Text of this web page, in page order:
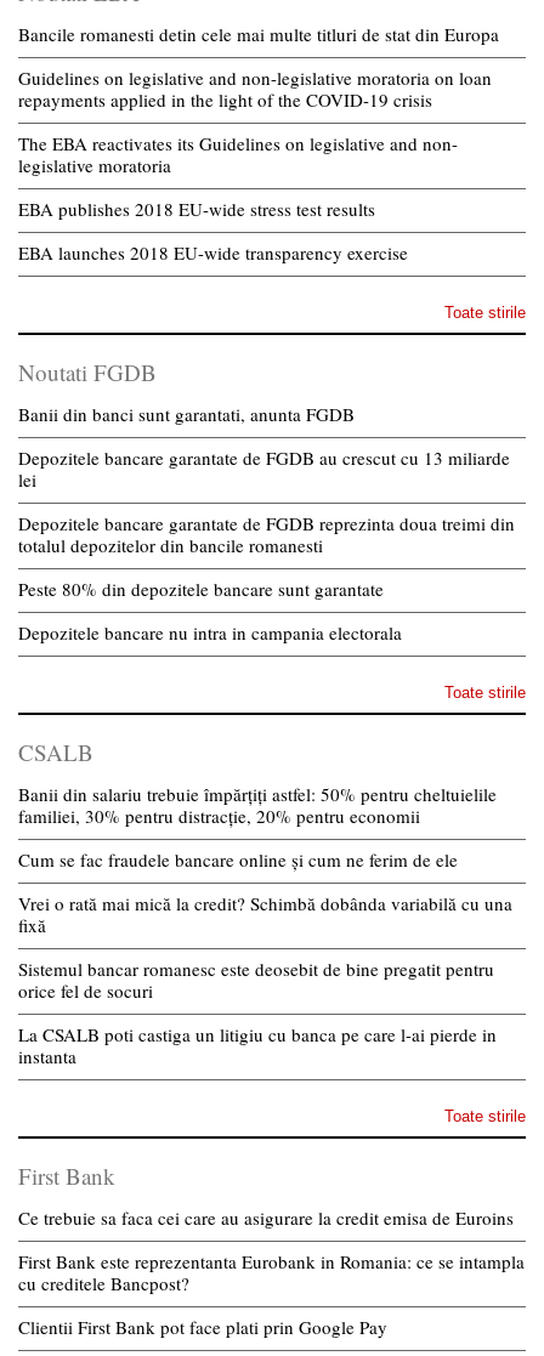
Bancile romanesti detin cele mai multe titluri de stat din Europa
Guidelines on legislative and non-legislative moratoria on loan
repayments applied in the light of the COVID-19 crisis
The EBA reactivates its Guidelines on legislative and non-
legislative moratoria
EBA publishes 2018 EU-wide stress test results
EBA launches 2018 EU-wide transparency exercise
Toate stirile
Noutati FGDB
Banii din banci sunt garantati, anunta FGDB
Depozitele bancare garantate de FGDB au crescut cu 13 miliarde
lei
Depozitele bancare garantate de FGDB reprezinta doua treimi din
totalul depozitelor din bancile romanesti
Peste 80% din depozitele bancare sunt garantate
Depozitele bancare nu intra in campania electorala
Toate stirile
CSALB
Banii din salariu trebuie împărțiți astfel: 50% pentru cheltuielile
familiei, 30% pentru distracție, 20% pentru economii
Cum se fac fraudele bancare online și cum ne ferim de ele
Vrei o rată mai mică la credit? Schimbă dobânda variabilă cu una
fixă
Sistemul bancar romanesc este deosebit de bine pregatit pentru
orice fel de socuri
La CSALB poti castiga un litigiu cu banca pe care l-ai pierde in
instanta
Toate stirile
First Bank
Ce trebuie sa faca cei care au asigurare la credit emisa de Euroins
First Bank este reprezentanta Eurobank in Romania: ce se intampla
cu creditele Bancpost?
Clientii First Bank pot face plati prin Google Pay